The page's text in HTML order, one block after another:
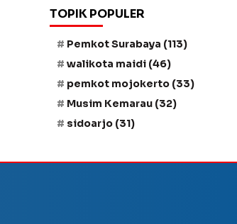
TOPIK POPULER
Pemkot Surabaya (113)
walikota maidi (46)
pemkot mojokerto (33)
Musim Kemarau (32)
sidoarjo (31)